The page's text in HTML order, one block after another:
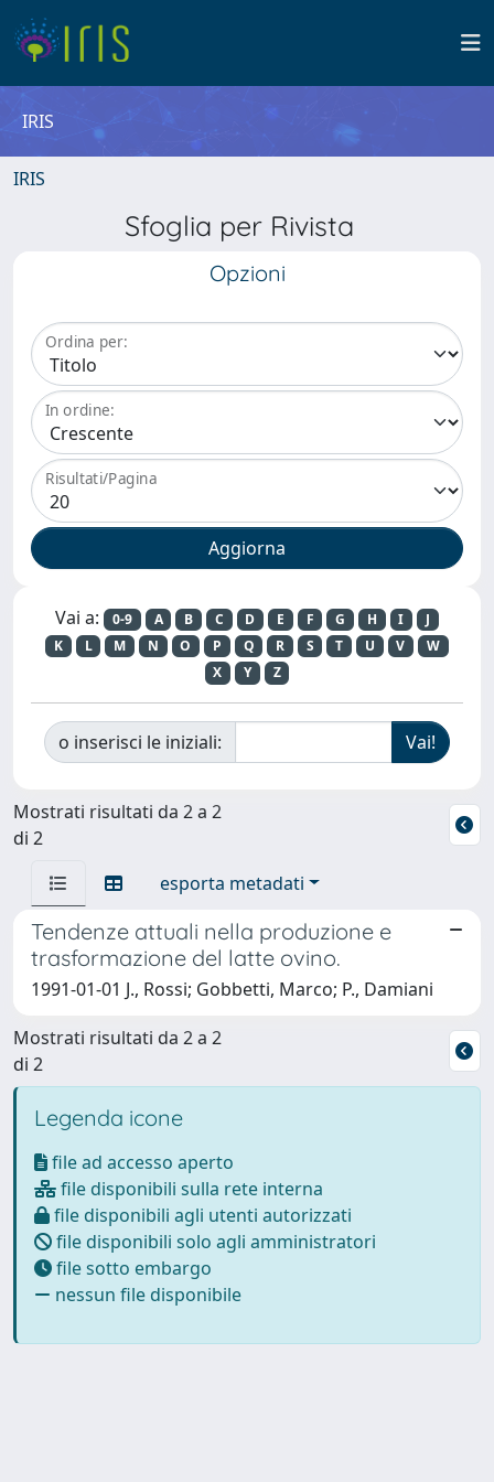
IRIS
IRIS
Sfoglia per Rivista
Opzioni
Ordina per:
In ordine:
Risultati/Pagina
Vai a: 0-9 A B C D E F G H I
J
K
L M N O P Q R S T U V
W
X
Y Z
o inserisci le iniziali:
Mostrati risultati da 2 a 2
di 2
esporta metadati
Tendenze attuali nella produzione e
trasformazione del latte ovino.
1991-01-01 J., Rossi; Gobbetti, Marco; P., Damiani
Mostrati risultati da 2 a 2
di 2
Legenda icone
file ad accesso aperto
file disponibili sulla rete interna
file disponibili agli utenti autorizzati
file disponibili solo agli amministratori
file sotto embargo
nessun file disponibile